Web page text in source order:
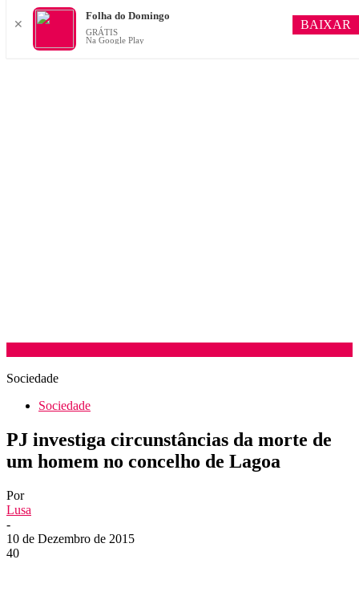
Sociedade
Sociedade
PJ investiga circunstâncias da morte de
um homem no concelho de Lagoa
Por
Lusa
-
10 de Dezembro de 2015
40
✕
Folha do Domingo
GRÁTIS
Na Google Play
BAIXAR